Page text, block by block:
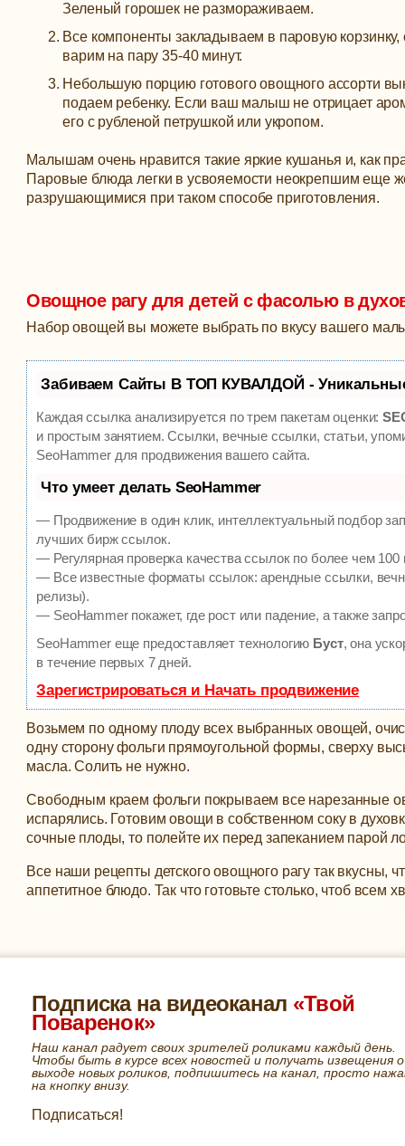
Зеленый горошек не размораживаем.
Все компоненты закладываем в паровую
варим на пару 35-40 минут.
Небольшую порцию готового овощного ассорти
подаем ребенку. Если ваш малыш не отрицает
его с рубленой петрушкой или укропом.
Малышам очень нравится такие яркие кушанья и, как
Паровые блюда легки в усвояемости неокрепшим еще
разрушающимися при таком способе приготовления.
Овощное рагу для детей с фасолью в
Набор овощей вы можете выбрать по вкусу вашего
Забиваем Сайты В ТОП КУВАЛДОЙ -
Каждая ссылка анализируется по трем пакетам оценки:
и простым занятием. Ссылки, вечные ссылки, статьи,
SeoHammer для продвижения вашего сайта.
Что умеет делать SeoHammer
— Продвижение в один клик, интеллектуальный подбор
лучших бирж ссылок.
— Регулярная проверка качества ссылок по более чем
— Все известные форматы ссылок: арендные ссылки,
релизы).
— SeoHammer покажет, где рост или падение, а также
SeoHammer еще предоставляет технологию Буст, она
в течение первых 7 дней.
Зарегистрироваться и Начать продвижение
Возьмем по одному плоду всех выбранных овощей,
одну сторону фольги прямоугольной формы, сверху
масла. Солить не нужно.
Свободным краем фольги покрываем все нарезанные
испарялись. Готовим овощи в собственном соку в
сочные плоды, то полейте их перед запеканием парой
Все наши рецепты детского овощного рагу так вкусны,
аппетитное блюдо. Так что готовьте столько, чтоб всем
Подписка на видеоканал «Твой
Поваренок»
Наш канал радует своих зрителей роликами каждый день.
Чтобы быть в курсе всех новостей и получать извещения о
выходе новых роликов, подпишитесь на канал, просто
на кнопку внизу.
Подписаться!